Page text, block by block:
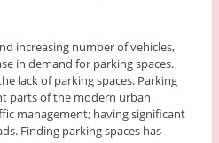
increasing number of vehicles,
in demand for parking spaces.
lack of parking spaces. Parking
parts of the modern urban
management; having significant
Finding parking spaces has